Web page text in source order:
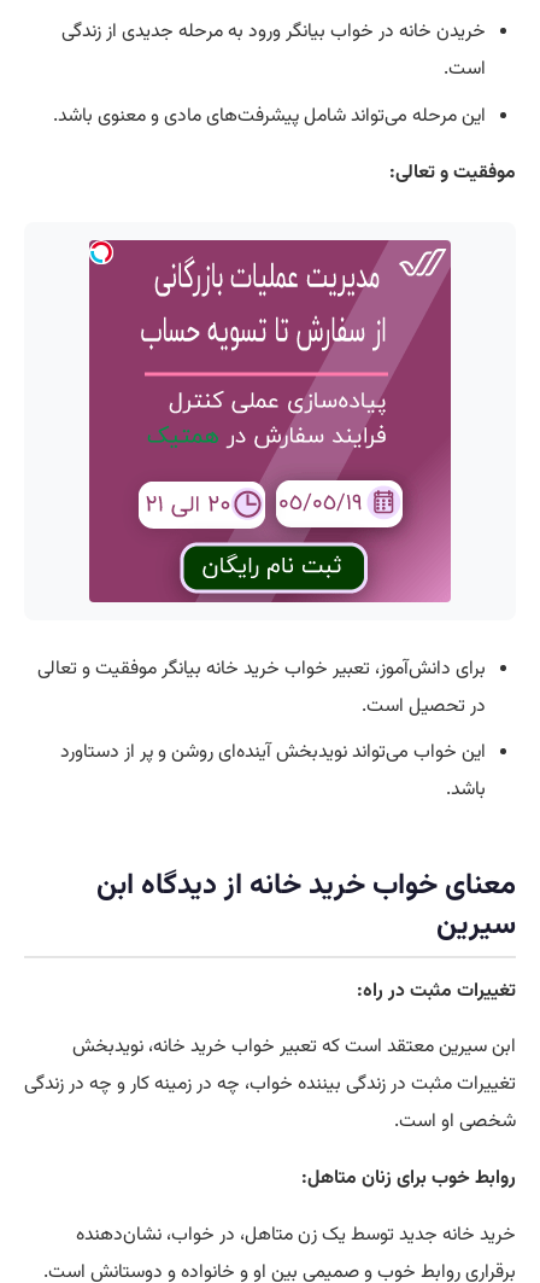
خریدن خانه در خواب بیانگر ورود به مرحله جدیدی از زندگی
است.
این مرحله می‌تواند شامل پیشرفت‌های مادی و معنوی باشد.
موفقیت و تعالی:
برای دانش‌آموز، تعبیر خواب خرید خانه بیانگر موفقیت و تعالی
در تحصیل است.
این خواب می‌تواند نویدبخش آینده‌ای روشن و پر از دستاورد
باشد.
معنای خواب خرید خانه از دیدگاه ابن
سیرین
تغییرات مثبت در راه:
ابن سیرین معتقد است که تعبیر خواب خرید خانه، نویدبخش
تغییرات مثبت در زندگی بیننده خواب، چه در زمینه کار و چه در زندگی
شخصی او است.
روابط خوب برای زنان متاهل:
خرید خانه جدید توسط یک زن متاهل، در خواب، نشان‌دهنده
برقراری روابط خوب و صمیمی بین او و خانواده و دوستانش است.